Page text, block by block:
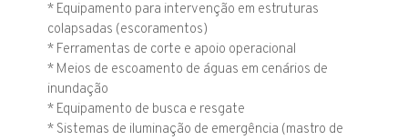
* Equipamento para intervenção em estruturas
colapsadas (escoramentos)
* Ferramentas de corte e apoio operacional
* Meios de escoamento de águas em cenários de
inundação
* Equipamento de busca e resgate
* Sistemas de iluminação de emergência (mastro de